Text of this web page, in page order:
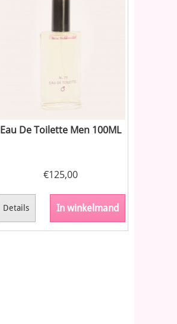
Eau De Toilette Men 100ML
€125,00
Details In winkelmand